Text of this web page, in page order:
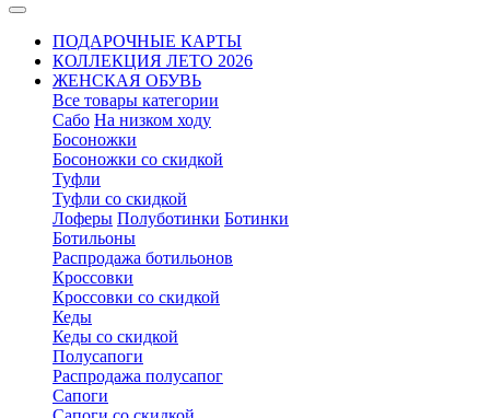
ПОДАРОЧНЫЕ КАРТЫ
КОЛЛЕКЦИЯ ЛЕТО 2026
ЖЕНСКАЯ ОБУВЬ
Все товары категории
Сабо На низком ходу
Босоножки
Босоножки со скидкой
Туфли
Туфли со скидкой
Лоферы Полуботинки Ботинки
Ботильоны
Распродажа ботильонов
Кроссовки
Кроссовки со скидкой
Кеды
Кеды со скидкой
Полусапоги
Распродажа полусапог
Сапоги